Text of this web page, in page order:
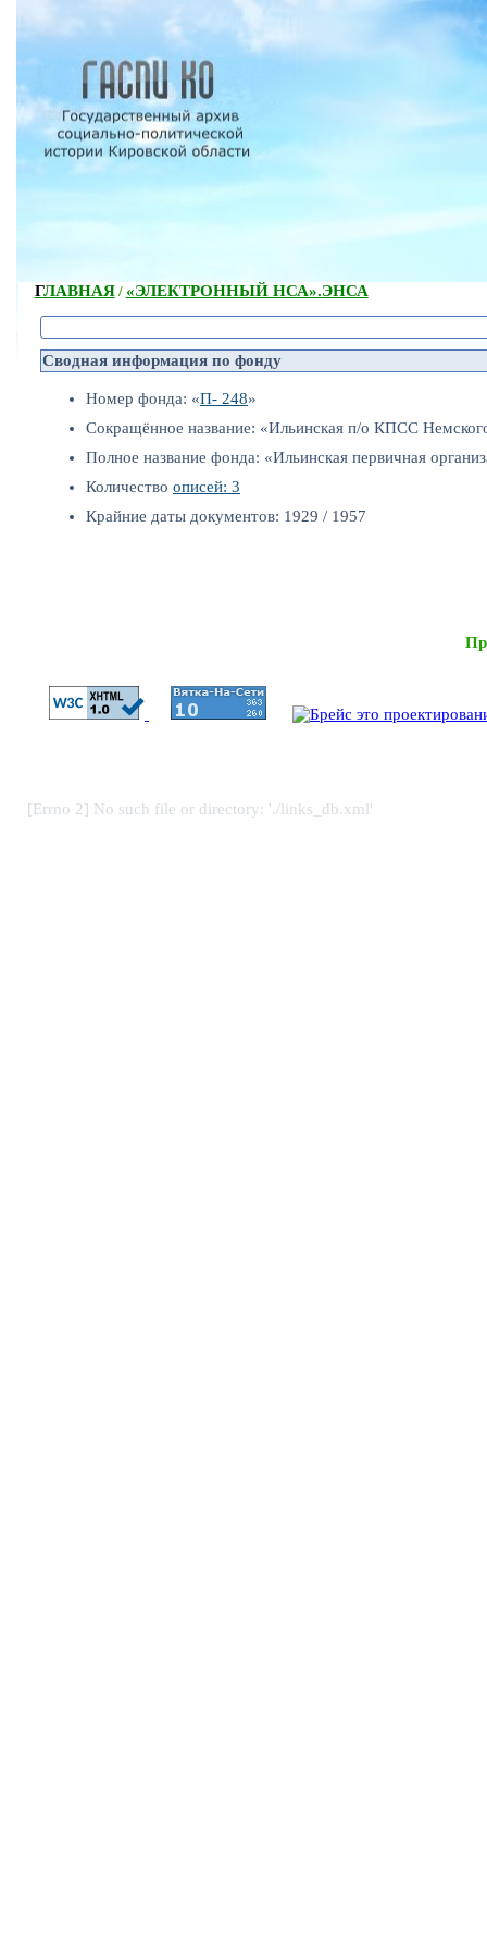
ГЛАВНАЯ/ «ЭЛЕКТРОННЫЙ НСА».ЭНСА
Сводная информация по фонду
Номер фонда: «П- 248»
Сокращённое название: «Ильинская п/о КПСС
Полное название фонда: «Ильинская первичная
Количество описей: 3
Крайние даты документов: 1929 / 1957
[Errno 2] No such file or directory: './links_db.xml'